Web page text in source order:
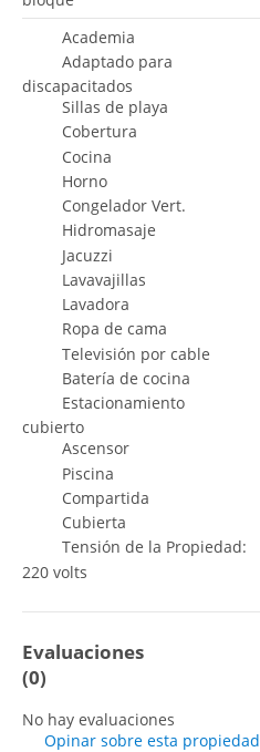
Academia
Adaptado para
discapacitados
Sillas de playa
Cobertura
Cocina
Horno
Congelador Vert.
Hidromasaje
Jacuzzi
Lavavajillas
Lavadora
Ropa de cama
Televisión por cable
Batería de cocina
Estacionamiento
cubierto
Ascensor
Piscina
Compartida
Cubierta
Tensión de la Propiedad:
220 volts
Evaluaciones
(0)
No hay evaluaciones
Opinar sobre esta propiedad